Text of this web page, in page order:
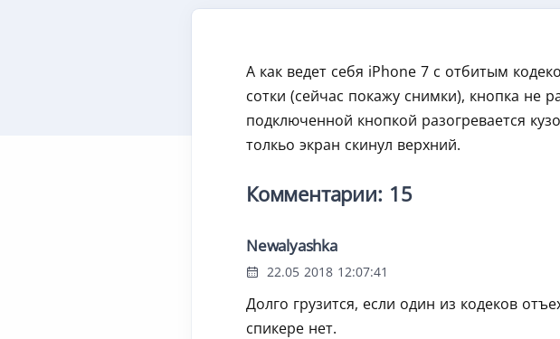
А как ведет себя iPhone 7 с отбитым
сотки (сейчас покажу снимки), кнопка не
подключенной кнопкой разогревается
толкьо экран скинул верхний.
Комментарии: 15
Newalyashka
22.05 2018 12:07:41
Долго грузится, если один из кодеков
спикере нет.